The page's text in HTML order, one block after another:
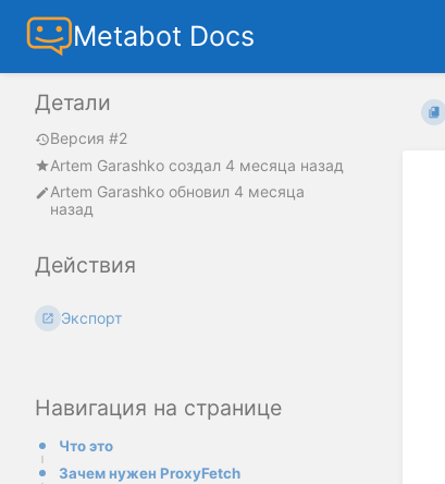
Metabot Docs
Навигация на странице
Что это
Зачем нужен ProxyFetch
Детали
Версия #2
Artem Garashko создал 4 месяца назад
Artem Garashko обновил 4 месяца
назад
Действия
Экспорт